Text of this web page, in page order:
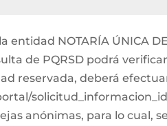
NOTARÍA ÚNICA
de PQRSD podrá
reservada, deberá
anónimas, para lo cual,